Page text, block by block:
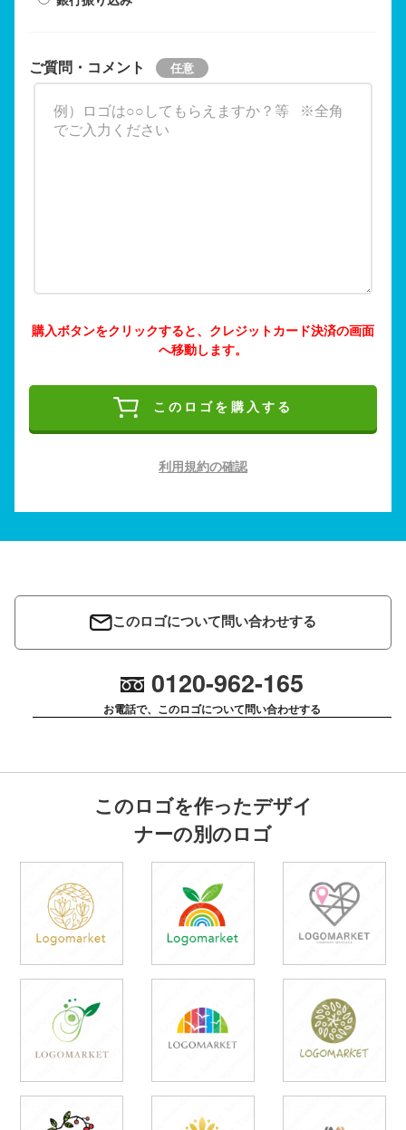
ご質問・コメント
購入ボタンをクリックすると、クレジットカード決済の画面
へ移動します。
このロゴを購入する
利用規約の確認
このロゴについて問い合わせする
0120-962-165
お電話で、このロゴについて問い合わせする
このロゴを作ったデザイ
ナーの別のロゴ